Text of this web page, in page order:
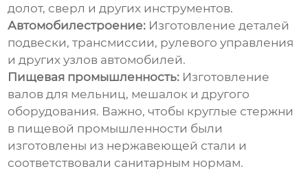
долот, сверл и других инструментов.
Автомобилестроение: Изготовление деталей
подвески, трансмиссии, рулевого управления
и других узлов автомобилей.
Пищевая промышленность: Изготовление
валов для мельниц, мешалок и другого
оборудования. Важно, чтобы круглые стержни
в пищевой промышленности были
изготовлены из нержавеющей стали и
соответствовали санитарным нормам.